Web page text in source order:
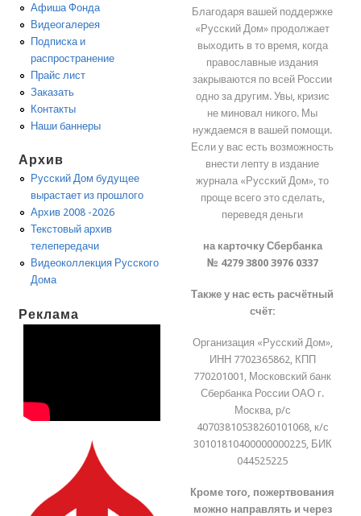
Афиша Фонда
Видеогалерея
Подписка и
распространение
Прайс лист
Заказать
Контакты
Наши баннеры
Архив
Русский Дом будущее
вырастает из прошлого
Архив 2008 -2026
Текстовый архив
телепередачи
Видеоколлекция Русского
Дома
Реклама
Благодаря вашей поддержке
«Русский Дом» продолжает
выходить в то время, когда
православные издания
закрываются по всей России
одно за другим. Увы, кризис
не миновал никого. Мы
нуждаемся в вашей помощи.
Если у вас есть возможность
внести лепту в издание
журнала «Русский Дом», то
проще всего это сделать,
переведя деньги
на карточку Сбербанка
№ 4279 3800 3976 0337
Также у нас есть расчётный
счёт:
Организация «Русский Дом»,
ИНН 7702365862, КПП
770201001, Московский банк
Сбербанка России ОАО г.
Москва, р/с
40703810538260101068, к/с
30101810400000000225, БИК
044525225
Кроме того, пожертвования
можно направлять и через